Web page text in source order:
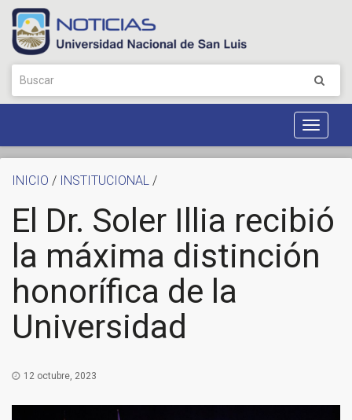
Toggle
INICIO / INSTITUCIONAL /
El Dr. Soler Illia recibió
la máxima distinción
honorífica de la
Universidad
12 octubre, 2023